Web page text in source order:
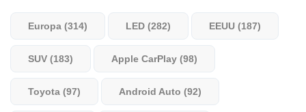
Europa (314) LED (282) EEUU (187)
SUV (183) Apple CarPlay (98)
Toyota (97) Android Auto (92)